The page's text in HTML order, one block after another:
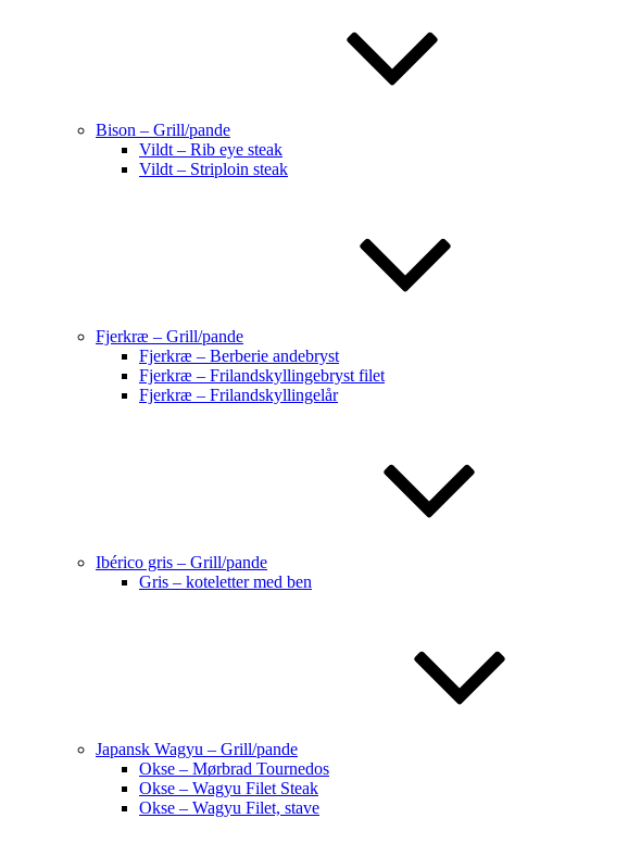
Bison – Grill/pande
Vildt – Rib eye steak
Vildt – Striploin steak
Fjerkræ – Grill/pande
Fjerkræ – Berberie andebryst
Fjerkræ – Frilandskyllingebryst filet
Fjerkræ – Frilandskyllingelår
Ibérico gris – Grill/pande
Gris – koteletter med ben
Japansk Wagyu – Grill/pande
Okse – Mørbrad Tournedos
Okse – Wagyu Filet Steak
Okse – Wagyu Filet, stave